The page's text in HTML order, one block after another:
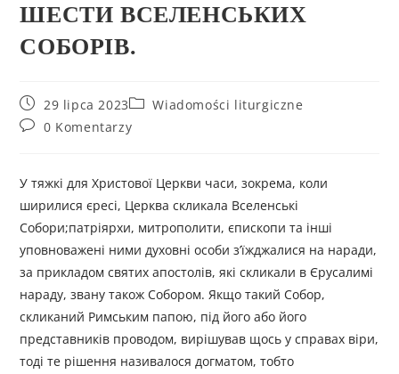
ШЕСТИ ВСЕЛЕНСЬКИХ
СОБОРІВ.
29 lipca 2023
Wiadomości liturgiczne
0 Komentarzy
У тяжкі для Христової Церкви часи, зокрема, коли
ширилися єресі, Церква скликала Вселенські
Собори;патріярхи, митрополити, єпископи та інші
уповноважені ними духовні особи з’їжджалися на наради,
за прикладом святих апостолів, які скликали в Єрусалимі
нараду, звану також Собором. Якщо такий Собор,
скликаний Римським папою, під його або його
представників проводом, вирішував щось у справах віри,
тоді те рішення називалося догматом, тобто